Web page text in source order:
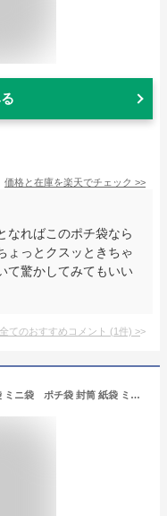
価格と在庫を楽天でチェック >>
なればこのポチ袋なら
ょっとクスッときちゃ
て驚かしてみてもいい
全てのおすすめコメント (1件) >
【MARUAI/マルアイ】おとなのぽち袋 ミニ袋 ポチ袋 封筒 紙袋 ミニ封筒 小 大人 ぽち袋 お年玉袋 お年玉 金封 ご祝儀袋 お祝い袋 祝儀袋 プレゼント ギフト 贈り物 お礼 お返し 挨拶 心づけ 心付け お車代 大人のポチ袋